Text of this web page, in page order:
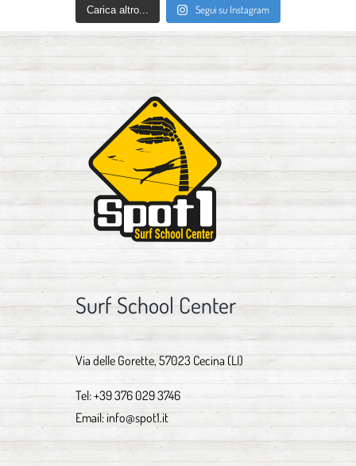
Carica altro... Segui su Instagram
Surf School Center
Via delle Gorette, 57023 Cecina (LI)
Tel:+39 376 029 3746
Email: info@spot1.it